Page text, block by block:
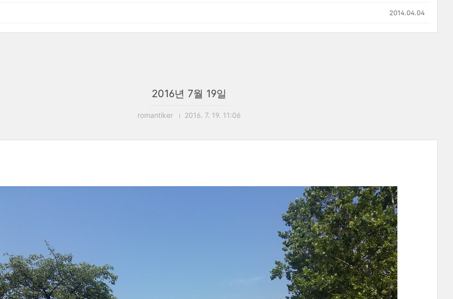
2014.04.04
2016년 7월 19일
romantiker 2016. 7. 19. 11:06